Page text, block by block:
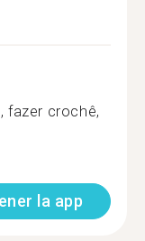
fazer crochê,
la app